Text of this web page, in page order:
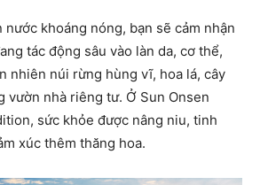
khoáng nóng, bạn sẽ cảm nhận
tác động sâu vào làn da, cơ thể,
nhiên núi rừng hùng vĩ, hoa lá, cây
vườn nhà riêng tư. Ở Sun Onsen
sức khỏe được nâng niu, tinh
xúc thêm thăng hoa.